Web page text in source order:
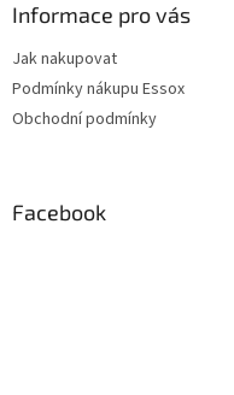
Informace pro vás
Jak nakupovat
Podmínky nákupu Essox
Obchodní podmínky
Facebook